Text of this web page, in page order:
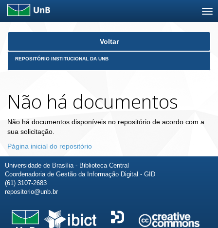
Skip
Voltar
REPOSITÓRIO INSTITUCIONAL DA UNB
Não há documentos
Não há documentos disponíveis no repositório de acordo com a
sua solicitação.
Página inicial do repositório
Universidade de Brasília - Biblioteca Central
Coordenadoria de Gestão da Informação Digital - GID
(61) 3107-2683
repositorio@unb.br